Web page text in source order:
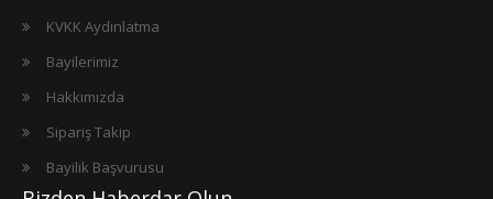
KVKK Aydınlatma
Bayilerimiz
Hakkımızda
Sipariş Takip
Bayilik Başvurusu